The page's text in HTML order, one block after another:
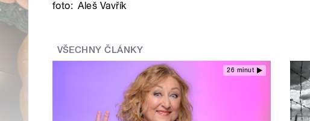
foto: Aleš Vavřík
VŠECHNY ČLÁNKY
26 minut